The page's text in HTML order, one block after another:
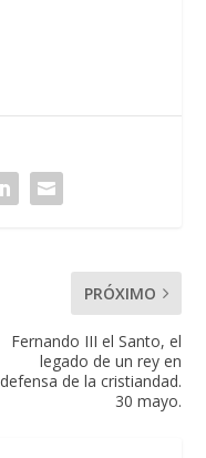
PRÓXIMO
Fernando III el Santo, el
legado de un rey en
defensa de la cristiandad.
30 mayo.